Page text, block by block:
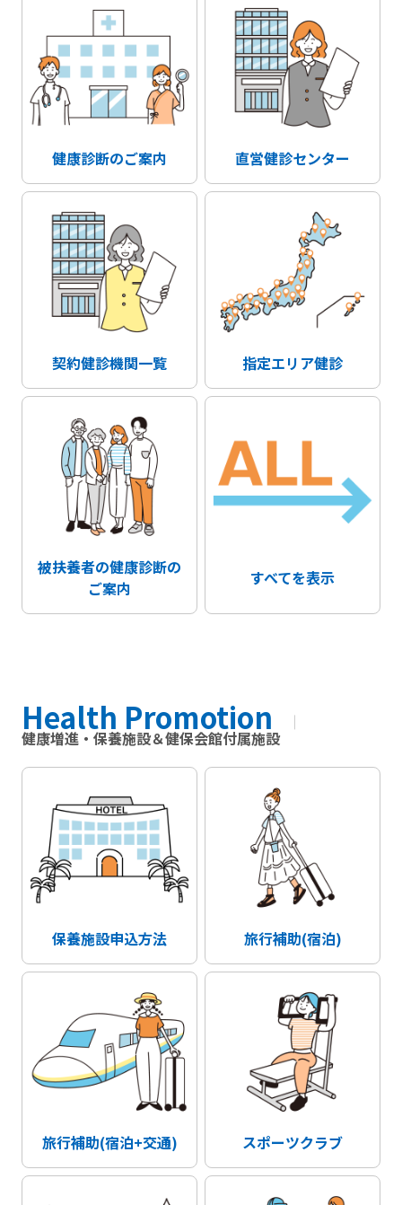
健康診断のご案内 直営健診センター
契約健診機関一覧 指定エリア健診
被扶養者の健康診断の
ご案内
すべてを表示
Health Promotion
健康増進・保養施設＆健保会館付属施設
保養施設申込方法 旅行補助(宿泊)
旅行補助(宿泊+交通) スポーツクラブ